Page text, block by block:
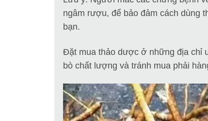
ngâm rượu, để bảo đảm cách dùng
bạn.
Đặt mua thảo dược ở những địa chỉ
bò chất lượng và tránh mua phải